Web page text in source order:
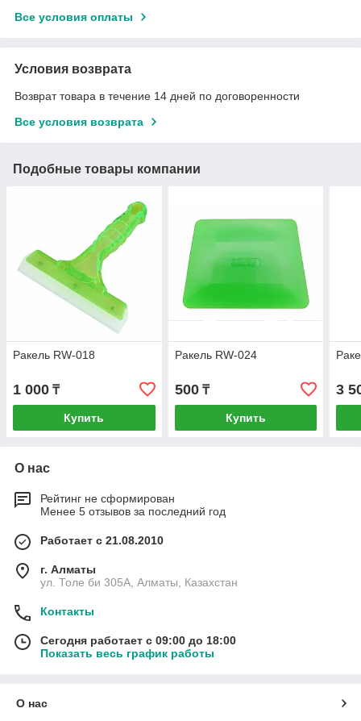
Все условия оплаты
Условия возврата
Возврат товара в течение 14 дней по договоренности
Все условия возврата
Подобные товары компании
Ракель RW-018
1 000 ₸
Купить
Ракель RW-024
500₸
Купить
3
О нас
Рейтинг не сформирован
Менее 5 отзывов за последний год
Работает с 21.08.2010
г. Алматы
ул. Толе би 305А, Алматы, Казахстан
Контакты
Сегодня работает с 09:00 до 18:00
Показать весь график работы
О нас